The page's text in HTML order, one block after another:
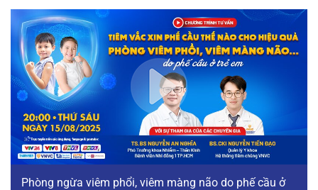
Phòng ngừa viêm phổi, viêm màng não do phế cầu ở